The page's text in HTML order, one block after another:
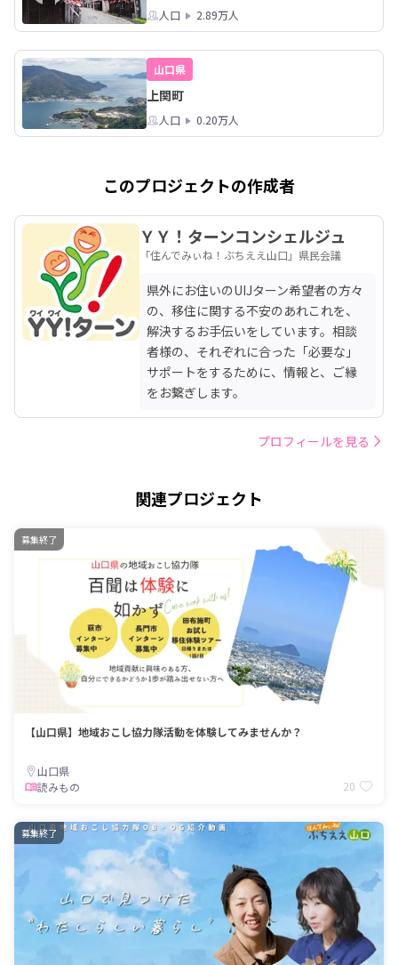
人口 2.89万人
山口県
上関町
人口 0.20万人
このプロジェクトの作成者
ＹＹ！ターンコンシェルジュ
「住んでみぃね！ぶちええ山口」県民会議
県外にお住いのUIJターン希望者の方々
の、移住に関する不安のあれこれを、
解決するお手伝いをしています。相談
者様の、それぞれに合った「必要な」
サポートをするために、情報と、ご縁
をお繋ぎします。
プロフィールを見る
関連プロジェクト
募集終了
【山口県】地域おこし協力隊活動を体験してみませんか？
山口県
読みもの
20
募集終了